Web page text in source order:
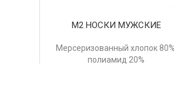
М2 НОСКИ МУЖСКИЕ
Мерсеризованный хлопок
полиамид 20%